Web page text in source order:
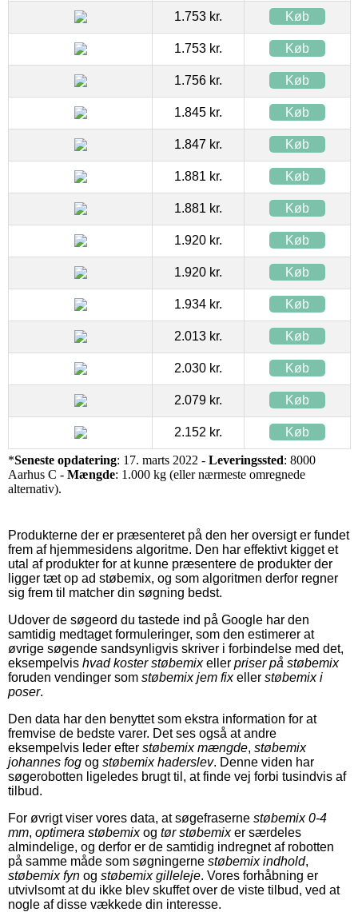
1.753 kr. Køb
1.753 kr. Køb
1.756 kr. Køb
1.845 kr. Køb
1.847 kr. Køb
1.881 kr. Køb
1.881 kr. Køb
1.920 kr. Køb
1.920 kr. Køb
1.934 kr. Køb
2.013 kr. Køb
2.030 kr. Køb
2.079 kr. Køb
2.152 kr. Køb
*Seneste opdatering: 17. marts 2022 - Leveringssted: 8000
Aarhus C - Mængde: 1.000 kg (eller nærmeste omregnede
alternativ).
Produkterne der er præsenteret på den her oversigt er fundet
frem af hjemmesidens algoritme. Den har effektivt kigget et
utal af produkter for at kunne præsentere de produkter der
ligger tæt op ad støbemix, og som algoritmen derfor regner
sig frem til matcher din søgning bedst.
Udover de søgeord du tastede ind på Google har den
samtidig medtaget formuleringer, som den estimerer at
øvrige søgende sandsynligvis skriver i forbindelse med det,
eksempelvis hvad koster støbemixeller priser på støbemix
foruden vendinger som støbemix jem fixeller støbemix i
poser.
Den data har den benyttet som ekstra information for at
fremvise de bedste varer. Det ses også at andre
eksempelvis leder efter støbemix mængde, støbemix
johannes fog og støbemix haderslev. Denne viden har
søgerobotten ligeledes brugt til, at finde vej forbi tusindvis af
tilbud.
For øvrigt viser vores data, at søgefraserne støbemix 0-4
mm, optimera støbemixog tør støbemixer særdeles
almindelige, og derfor er de samtidig indregnet af robotten
på samme måde som søgningerne støbemix indhold,
støbemix fyn og støbemix gilleleje. Vores forhåbning er
utvivlsomt at du ikke blev skuffet over de viste tilbud, ved at
nogle af disse vækkede din interesse.